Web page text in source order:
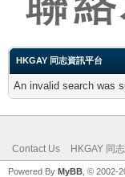
HKGAY 同志資訊平台
An invalid search was
Contact Us HKGAY 同
Powered By MyBB , © 2002-